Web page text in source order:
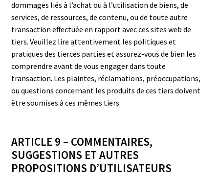
dommages liés à l’achat ou à l’utilisation de biens, de
services, de ressources, de contenu, ou de toute autre
transaction effectuée en rapport avec ces sites web de
tiers. Veuillez lire attentivement les politiques et
pratiques des tierces parties et assurez-vous de bien les
comprendre avant de vous engager dans toute
transaction. Les plaintes, réclamations, préoccupations,
ou questions concernant les produits de ces tiers doivent
être soumises à ces mêmes tiers.
ARTICLE 9 – COMMENTAIRES,
SUGGESTIONS ET AUTRES
PROPOSITIONS D’UTILISATEURS